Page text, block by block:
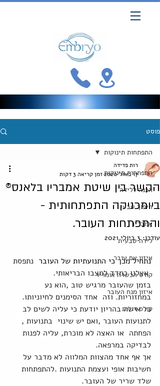
פוסט
התפתחות תינוקות
הכנה ללידה
היפוך טבעי
אמבריו
לידה טבעית
איזון אם עובר
קורס הכשרה אומריו
איזון מנח העובר
קורס דולות
התפתחות תינוקות
הקשר בין שיטת אמבריו בלאנס®
ביומכניקה התפתחותית -
והתפתחות העובר.
רות פדידה
17 באוג׳ 2020
זמן קריאה 3 דקות
עודכן:3 ביולי 2021
נתחיל מכך כי התנועתיות של העובר נתפסת
אצלנו כמדד למצבו הבריאותי.
בזמן שהעובר מרגיש טוב ,הוא נע
במחזוריות. וזה  אחד הסימנים לחיוניותו.
כל אישה בהריון יודעת כי עליה לשים לב
לתנועות העובר ,ואם יש שינוי  בתנועות ,
הפחתה  או האצה לא מוכרת, עליה לפנות
לבדיקה במרפאה.
אך אף אחד מהצוות המלווה לא מדבר על
חשיבות אופי ועצמת התנועות .להתפתחות
שלד שריר של העובר.